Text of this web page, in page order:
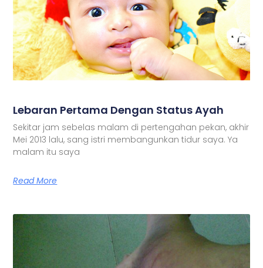
Lebaran Pertama Dengan Status Ayah
Sekitar jam sebelas malam di pertengahan pekan, akhir
Mei 2013 lalu, sang istri membangunkan tidur saya. Ya
malam itu saya
Read More